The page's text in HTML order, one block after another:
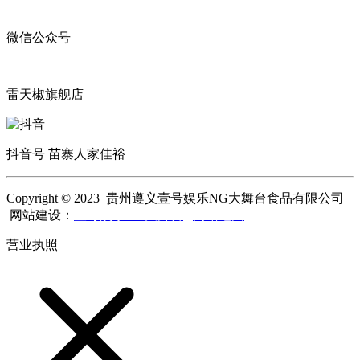
微信公众号
雷天椒旗舰店
抖音号 苗寨人家佳裕
Copyright © 2023 贵州遵义壹号娱乐NG大舞台食品有限公司
网站建设：
营业执照